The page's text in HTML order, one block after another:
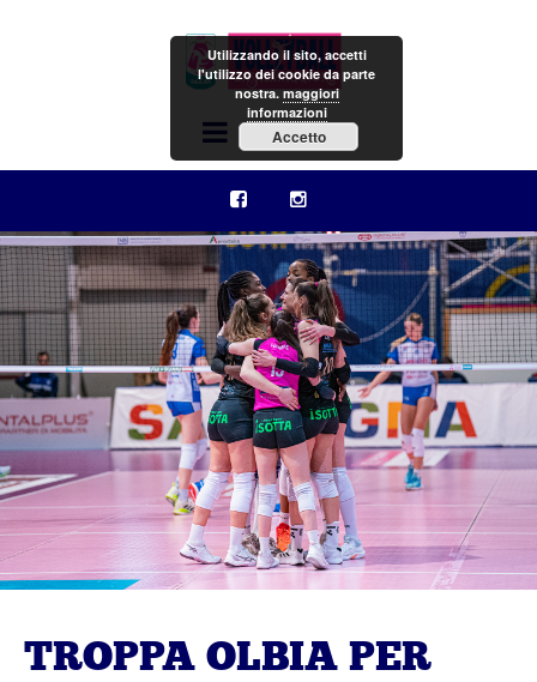
Menu
TROPPA OLBIA PER
Utilizzando il sito, accetti
l'utilizzo dei cookie da parte
nostra.maggiori
informazioni
Accetto